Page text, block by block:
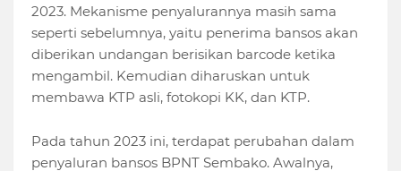
2023. Mekanisme penyalurannya masih sama
seperti sebelumnya, yaitu penerima bansos akan
diberikan undangan berisikan barcode ketika
mengambil. Kemudian diharuskan untuk
membawa KTP asli, fotokopi KK, dan KTP.
Pada tahun 2023 ini, terdapat perubahan dalam
penyaluran bansos BPNT Sembako. Awalnya,